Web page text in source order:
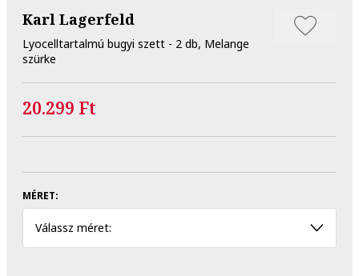
Karl Lagerfeld
Lyocelltartalmú bugyi szett - 2 db, Melange
szürke
20.299 Ft
MÉRET:
Válassz méret: